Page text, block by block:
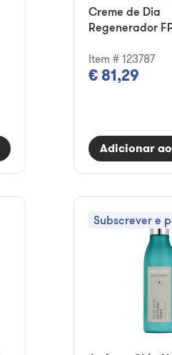
Creme de Dia
Regenerador
Item # 123787
€ 81,29
Adicionar
Subscrever e